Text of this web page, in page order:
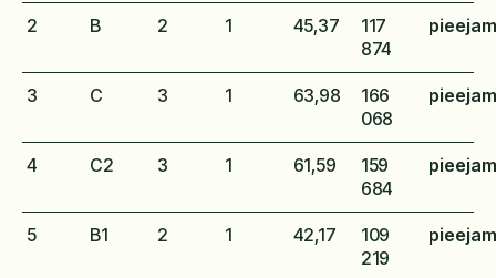
2 B 2 1 45,37
117
874
3 C 3 1 63,98
166
068
4 C2 3 1 61,59
159
684
5 B1 2 1 42,17
109
219